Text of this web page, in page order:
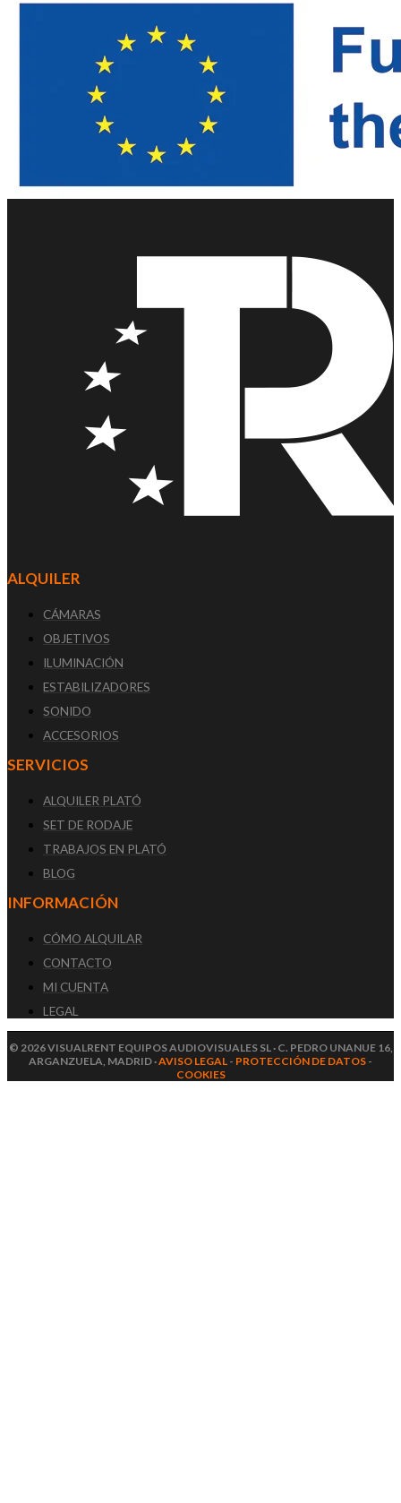
ALQUILER
CÁMARAS
OBJETIVOS
ILUMINACIÓN
ESTABILIZADORES
SONIDO
ACCESORIOS
SERVICIOS
ALQUILER PLATÓ
SET DE RODAJE
TRABAJOS EN PLATÓ
BLOG
INFORMACIÓN
CÓMO ALQUILAR
CONTACTO
MI CUENTA
LEGAL
© 2026 VISUALRENT EQUIPOS AUDIOVISUALES SL · C. PEDRO UNANUE 16,
ARGANZUELA, MADRID ·AVISO LEGAL - PROTECCIÓN DE DATOS -
COOKIES